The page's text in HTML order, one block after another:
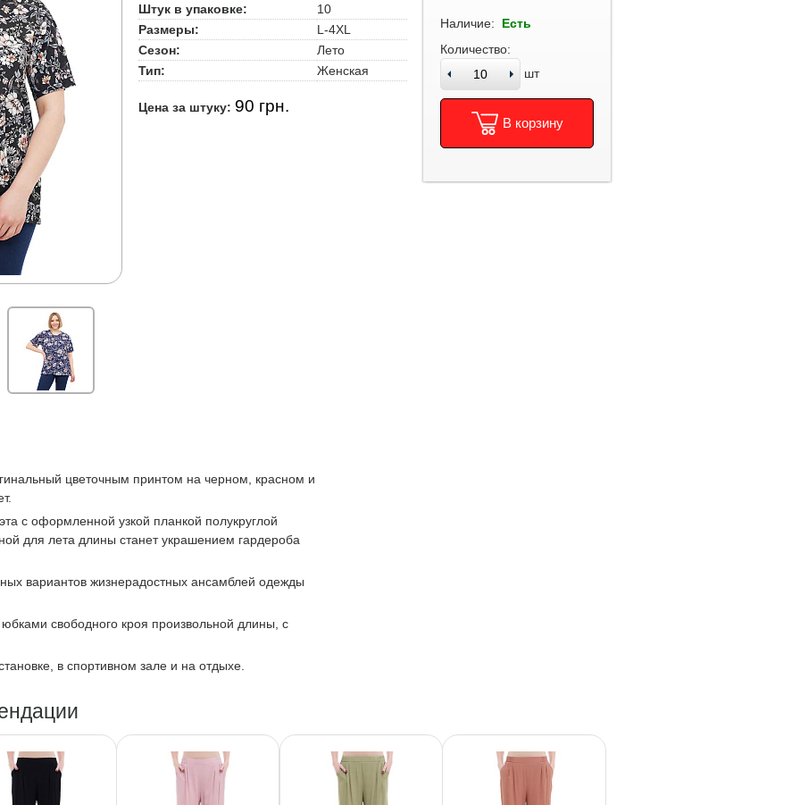
Штук в упаковке:
10
Размеры:
L-4XL
Сезон:
Лето
Тип:
Женская
Цена за штуку: 90 грн.
Наличие:
Есть
Количество:
шт
В корзину
цветочным принтом на черном, красном и
с оформленной узкой планкой полукруглой
для лета длины станет украшением гардероба
вариантов жизнерадостных ансамблей одежды
свободного кроя произвольной длины, с
в спортивном зале и на отдыхе.